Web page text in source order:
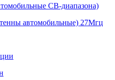
СВ-диапазона)
автомобильные) 27Мгц